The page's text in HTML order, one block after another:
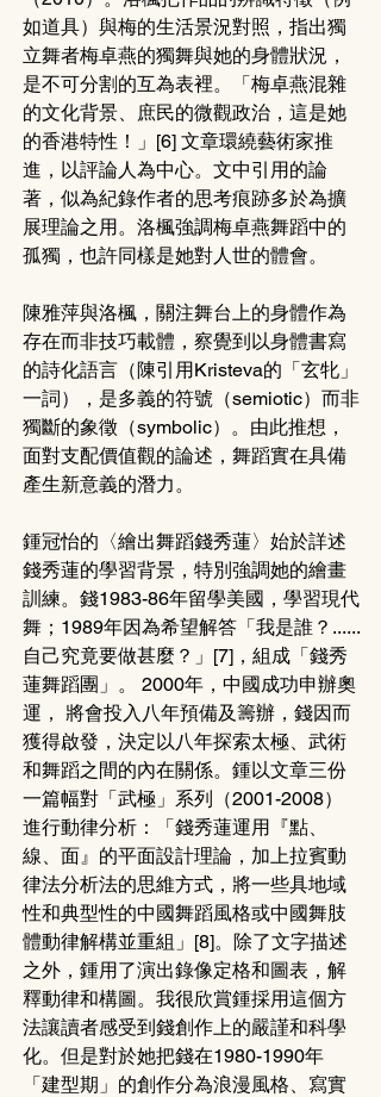
如道具）與梅的生活景況對照，指出獨
立舞者梅卓燕的獨舞與她的身體狀況，
是不可分割的互為表裡。「梅卓燕混雜
的文化背景、庶民的微觀政治，這是她
的香港特性！」[6] 文章環繞藝術家推
進，以評論人為中心。文中引用的論
著，似為紀錄作者的思考痕跡多於為擴
展理論之用。洛楓強調梅卓燕舞蹈中的
孤獨，也許同樣是她對人世的體會。
陳雅萍與洛楓，關注舞台上的身體作為
存在而非技巧載體，察覺到以身體書寫
的詩化語言（陳引用Kristeva的「玄牝」
一詞），是多義的符號（semiotic）而非
獨斷的象徵（symbolic）。由此推想，
面對支配價值觀的論述，舞蹈實在具備
產生新意義的潛力。
鍾冠怡的〈繪出舞蹈錢秀蓮〉始於詳述
錢秀蓮的學習背景，特別強調她的繪畫
訓練。錢1983-86年留學美國，學習現代
舞；1989年因為希望解答「我是誰？......
自己究竟要做甚麼？」[7]，組成「錢秀
蓮舞蹈團」。 2000年，中國成功申辦奧
運， 將會投入八年預備及籌辦，錢因而
獲得啟發，決定以八年探索太極、武術
和舞蹈之間的內在關係。鍾以文章三份
一篇幅對「武極」系列（2001-2008）
進行動律分析：「錢秀蓮運用『點、
線、面』的平面設計理論，加上拉賓動
律法分析法的思維方式，將一些具地域
性和典型性的中國舞蹈風格或中國舞肢
體動律解構並重組」[8]。除了文字描述
之外，鍾用了演出錄像定格和圖表，解
釋動律和構圖。我很欣賞鍾採用這個方
法讓讀者感受到錢創作上的嚴謹和科學
化。但是對於她把錢在1980-1990年
「建型期」的創作分為浪漫風格、寫實